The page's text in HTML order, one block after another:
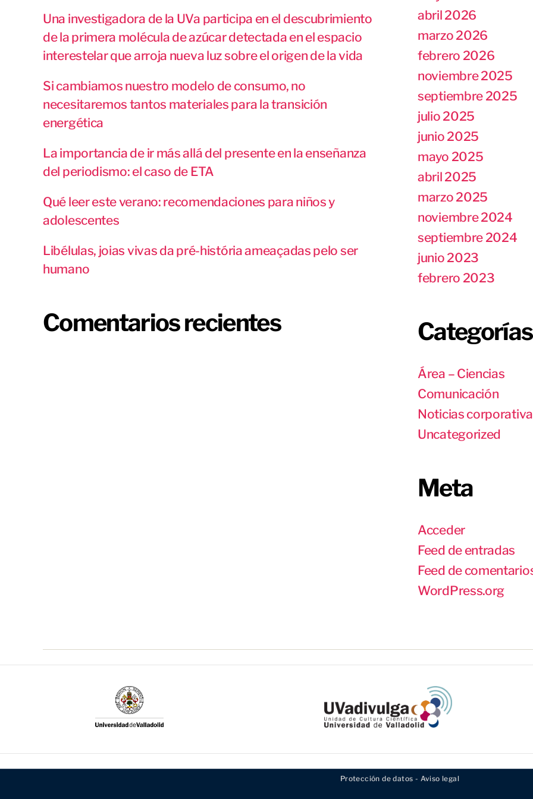
Una investigadora de la UVa participa en el descubrimiento
de la primera molécula de azúcar detectada en el espacio
interestelar que arroja nueva luz sobre el origen de la vida
Si cambiamos nuestro modelo de consumo, no
necesitaremos tantos materiales para la transición
energética
La importancia de ir más allá del presente en la enseñanza
del periodismo: el caso de ETA
Qué leer este verano: recomendaciones para niños y
adolescentes
Libélulas, joias vivas da pré-história ameaçadas pelo ser
humano
Comentarios recientes
abril 2026
marzo 2026
febrero 2026
noviembre 2025
septiembre 2025
julio 2025
junio 2025
mayo 2025
abril 2025
marzo 2025
noviembre 2024
septiembre 2024
junio 2023
febrero 2023
Categorías
Área – Ciencias
Comunicación
Noticias
Uncategorized
Meta
Acceder
Feed de entradas
Feed de
WordPress.org
Protección de datos - Aviso legal